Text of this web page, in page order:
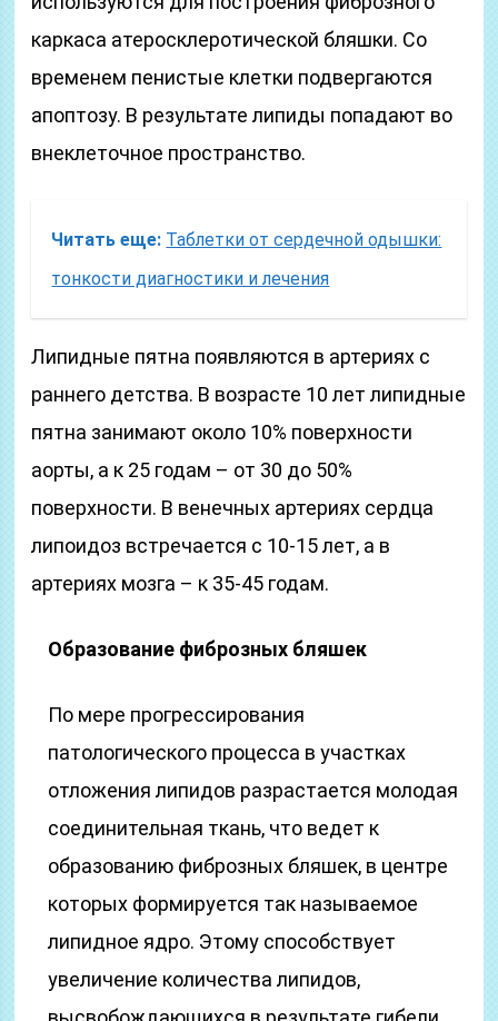
каркаса атеросклеротической бляшки. Со
временем пенистые клетки подвергаются
апоптозу. В результате липиды попадают во
внеклеточное пространство.
Читать еще: Таблетки от сердечной одышки:
тонкости диагностики и лечения
Липидные пятна появляются в артериях с
раннего детства. В возрасте 10 лет липидные
пятна занимают около 10% поверхности
аорты, а к 25 годам – от 30 до 50%
поверхности. В венечных артериях сердца
липоидоз встречается с 10-15 лет, а в
артериях мозга – к 35-45 годам.
Образование фиброзных бляшек
По мере прогрессирования
патологического процесса в участках
отложения липидов разрастается молодая
соединительная ткань, что ведет к
образованию фиброзных бляшек, в центре
которых формируется так называемое
липидное ядро. Этому способствует
увеличение количества липидов,